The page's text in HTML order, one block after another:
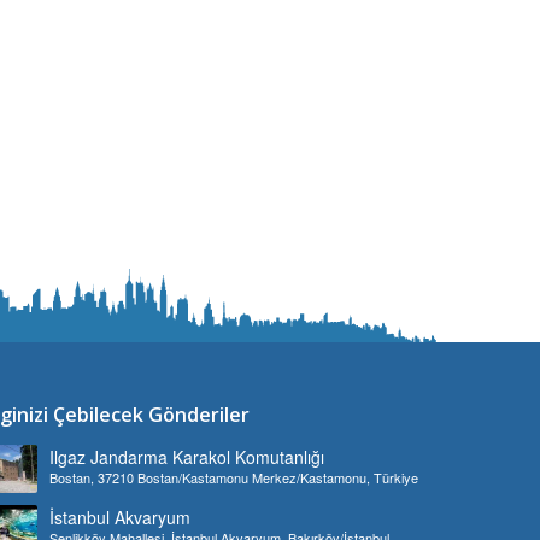
Çebilecek Gönderiler
Ilgaz Jandarma Karakol Komutanlığı
Bostan, 37210 Bostan/Kastamonu Merkez/Kastamonu, Türkiye
İstanbul Akvaryum